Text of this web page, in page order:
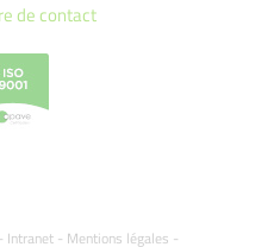
de contact
Intranet- Mentions légales -